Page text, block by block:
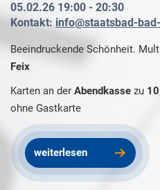
05.02.26 19:00 - 20:30
Kontakt: info@staatsbad-
Beeindruckende Schönheit.
Feix
Karten an der Abendkasse zu
ohne Gastkarte
weiterlesen